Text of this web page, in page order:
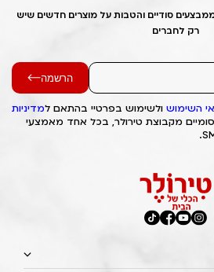
ממבצעים סודיים והטבות על מוצרים חדשים שיש
רק לחברים
הרשמה
השימוש ולשימוש בפרטיי בהתאם למדיניות
מקבוצת טירולר, בכל אחד מאמצעי